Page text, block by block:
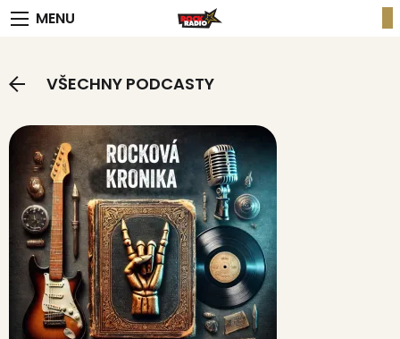
MENU
VŠECHNY PODCASTY